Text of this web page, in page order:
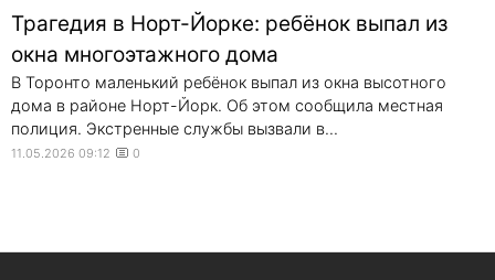
Трагедия в Норт-Йорке: ребёнок выпал из
окна многоэтажного дома
В Торонто маленький ребёнок выпал из окна высотного
дома в районе Норт-Йорк. Об этом сообщила местная
полиция. Экстренные службы вызвали в...
11.05.2026 09:12 0